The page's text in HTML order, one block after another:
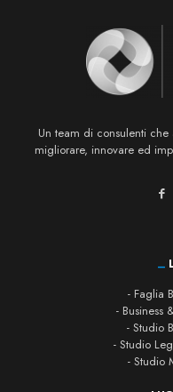
Un team di consulenti che
migliorare, innovare ed
_
- Faglia
- Business
- Studio
- Studio
- Studio